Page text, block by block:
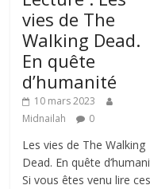
vies de The
Walking Dead.
En quête
d’humanité
10 mars 2023
Midnailah
0
Les vies de The Walking
Dead. En quête
Si vous êtes venu lire ces